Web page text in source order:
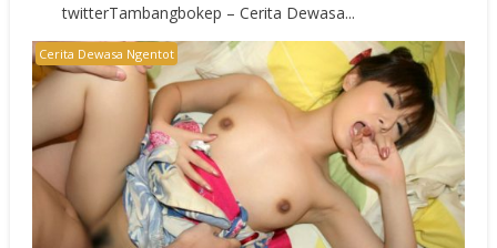
twitterTambangbokep – Cerita Dewasa...
Cerita Dewasa Ngentot